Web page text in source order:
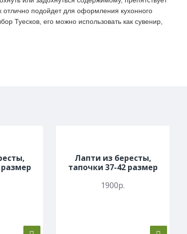
подойдет для оформления кухонного
Туесков, его можно использовать как сувенир,
Лапти из бересты,
тапочки 37-42 размер
1900р.